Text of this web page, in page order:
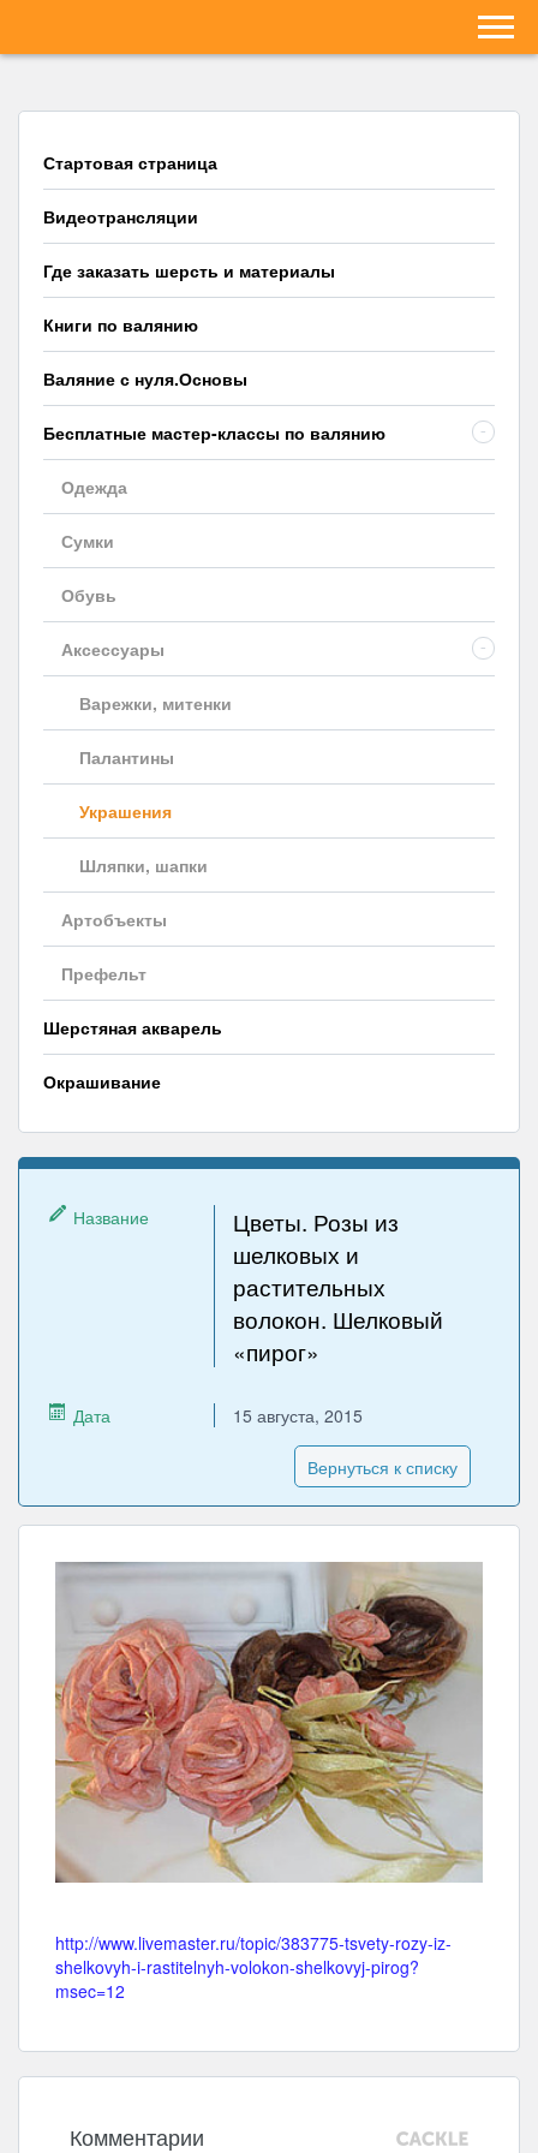
Стартовая страница
Видеотрансляции
Где заказать шерсть и материалы
Книги по валянию
Валяние с нуля.Основы
Бесплатные мастер-классы по валянию -
Одежда
Сумки
Обувь
Аксессуары -
Варежки, митенки
Палантины
Украшения
Шляпки, шапки
Артобъекты
Префельт
Шерстяная акварель
Окрашивание
Название
Цветы. Розы из
шелковых и
растительных
волокон. Шелковый
«пирог»
Дата 15 августа, 2015
Вернуться к списку
http://www.livemaster.ru/topic/383775-tsvety-rozy-iz-
shelkovyh-i-rastitelnyh-volokon-shelkovyj-pirog?
msec=12
Комментарии